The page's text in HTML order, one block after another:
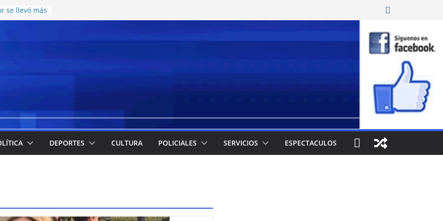
se llevó más
en el
y
en el CCISC
la llegada
cuáles
emergencia
y
DEPORTES CULTURA POLICIALES SERVICIOS ESPECTACULOS